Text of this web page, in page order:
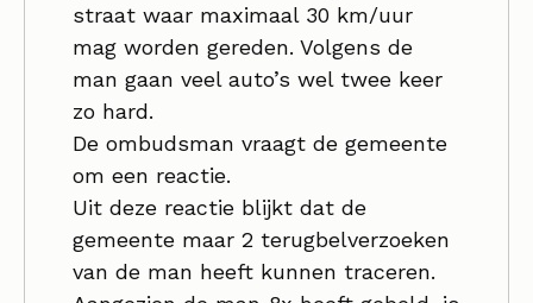
straat waar maximaal 30 km/uur
mag worden gereden. Volgens de
man gaan veel auto’s wel twee keer
zo hard.
De ombudsman vraagt de gemeente
om een reactie.
Uit deze reactie blijkt dat de
gemeente maar 2 terugbelverzoeken
van de man heeft kunnen traceren.